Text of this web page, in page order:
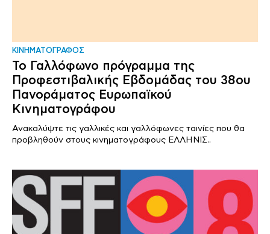
ΚΙΝΗΜΑΤΟΓΡΑΦΟΣ
Το Γαλλόφωνο πρόγραμμα της
Προφεστιβαλικής Εβδομάδας του 38ου
Πανοράματος Ευρωπαϊκού
Κινηματογράφου
Ανακαλύψτε τις γαλλικές και γαλλόφωνες ταινίες που θα
προβληθούν στους κινηματογράφους ΕΛΛΗΝΙΣ..